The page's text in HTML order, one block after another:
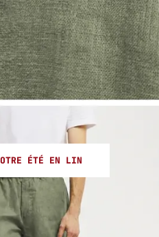
ÉTÉ EN LIN